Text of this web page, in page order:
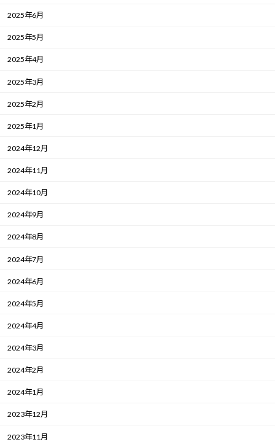
2025年6月
2025年5月
2025年4月
2025年3月
2025年2月
2025年1月
2024年12月
2024年11月
2024年10月
2024年9月
2024年8月
2024年7月
2024年6月
2024年5月
2024年4月
2024年3月
2024年2月
2024年1月
2023年12月
2023年11月